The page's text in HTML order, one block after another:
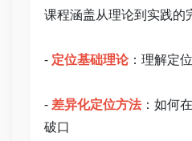
课程涵盖从理论到实践的
- 定位基础理论：理解定
- 差异化定位方法：如何
破口